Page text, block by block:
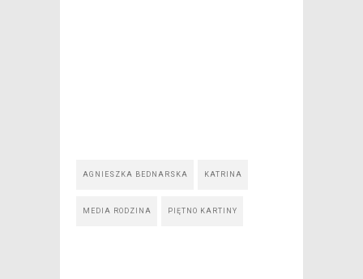
AGNIESZKA BEDNARSKA KATRINA
MEDIA RODZINA PIĘTNO KARTINY